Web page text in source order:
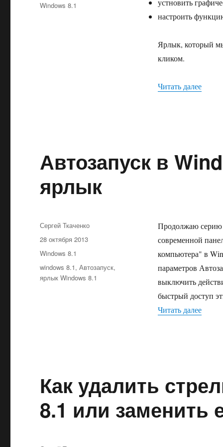
устновить
настроить
Ярлык, который
кликом.
Читать далее
Windows 8.1
Автозапуск в
ярлык
Продолжаю серию
современной
компьютера" в
параметров
выключить
быстрый доступ
Читать далее
Автор
Сергей Ткаченко
Опубликовано
28 октября 2013
Рубрики
Windows 8.1
Метки
windows 8.1,Автозапуск,
ярлык Windows 8.1
Как удалить
8.1 или заменить